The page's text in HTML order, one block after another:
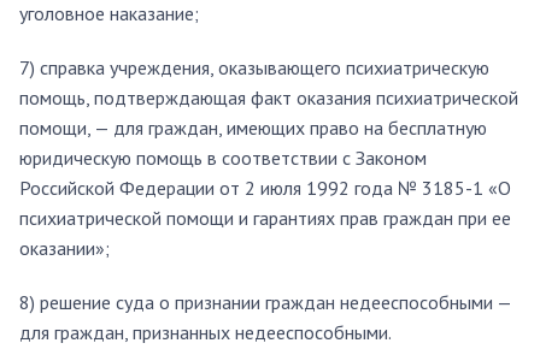
уголовное наказание;
7) справка учреждения, оказывающего психиатрическую
помощь, подтверждающая факт оказания психиатрической
помощи, — для граждан, имеющих право на бесплатную
юридическую помощь в соответствии с Законом
Российской Федерации от 2 июля 1992 года № 3185-1 «О
психиатрической помощи и гарантиях прав граждан при ее
оказании»;
8) решение суда о признании граждан недееспособными —
для граждан, признанных недееспособными.